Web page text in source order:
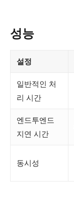
성능
설정
일반적인 처
리 시간
엔드투엔드
지연 시간
동시성